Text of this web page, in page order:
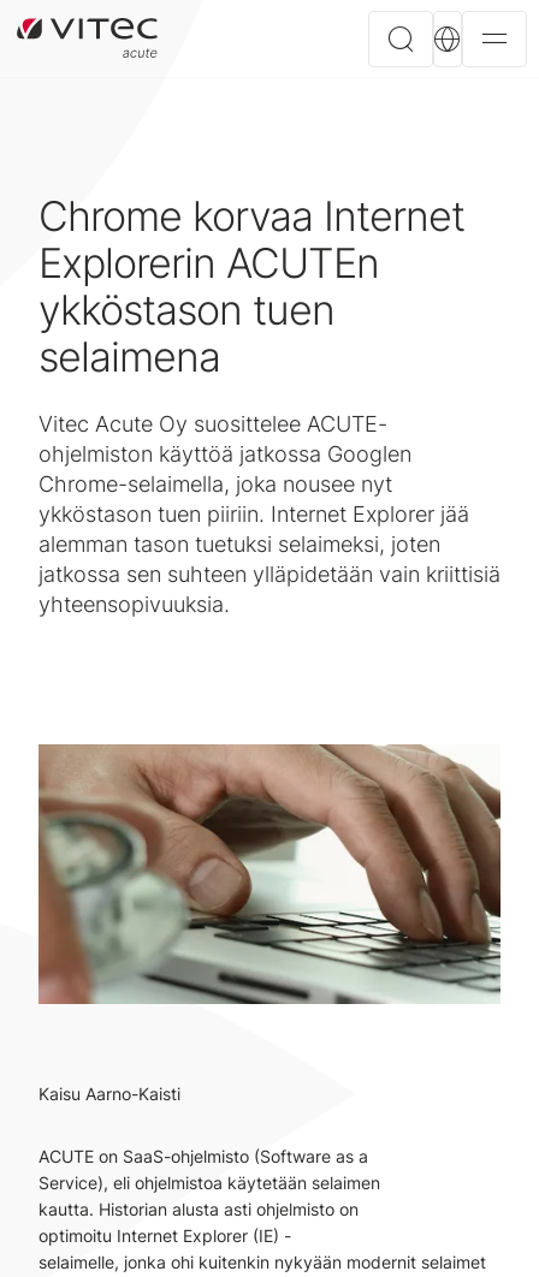
Chrome korvaa Internet
Explorerin ACUTEn
ykköstason tuen
selaimena
Vitec Acute Oy suosittelee ACUTE-
ohjelmiston käyttöä jatkossa Googlen
Chrome-selaimella, joka nousee nyt
ykköstason tuen piiriin. Internet Explorer jää
alemman tason tuetuksi selaimeksi, joten
jatkossa sen suhteen ylläpidetään vain kriittisiä
yhteensopivuuksia.
Kaisu Aarno-Kaisti
ACUTE on SaaS-ohjelmisto (Software as a
Service), eli ohjelmistoa käytetään selaimen
kautta. Historian alusta asti ohjelmisto on
optimoitu Internet Explorer (IE) -
selaimelle, jonka ohi kuitenkin nykyään modernit selaimet